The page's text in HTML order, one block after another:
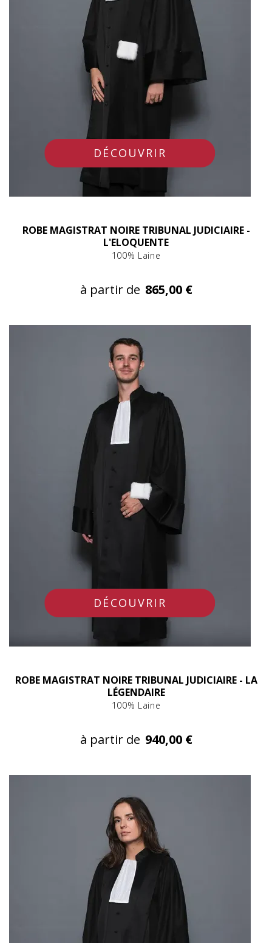
DÉCOUVRIR
ROBE MAGISTRAT NOIRE TRIBUNAL JUDICIAIRE -
L'ELOQUENTE
100% Laine
à partir de 865,00 €
DÉCOUVRIR
ROBE MAGISTRAT NOIRE TRIBUNAL JUDICIAIRE - LA
LÉGENDAIRE
100% Laine
à partir de 940,00 €